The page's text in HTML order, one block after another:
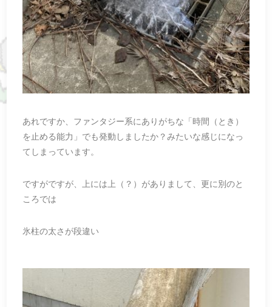
あれですか、ファンタジー系にありがちな「時間（とき）
を止める能力」でも発動しましたか？みたいな感じになっ
てしまっています。
ですがですが、上には上（？）がありまして、更に別のと
ころでは
氷柱の太さが段違い